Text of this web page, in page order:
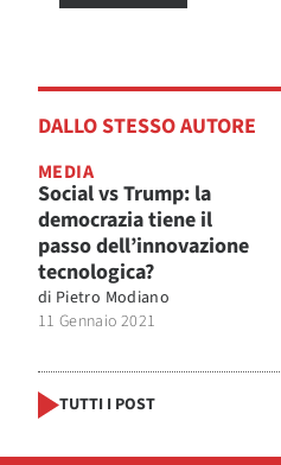
DALLO STESSO AUTORE
MEDIA
Social vs Trump: la
democrazia tiene il
passo dell’innovazione
tecnologica?
di Pietro Modiano
11 Gennaio 2021
TUTTI I POST